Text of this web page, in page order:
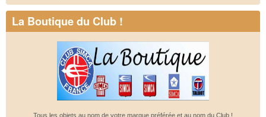
La Boutique du Club !
Tous les objets au nom de votre marque préférée et au nom du Club !